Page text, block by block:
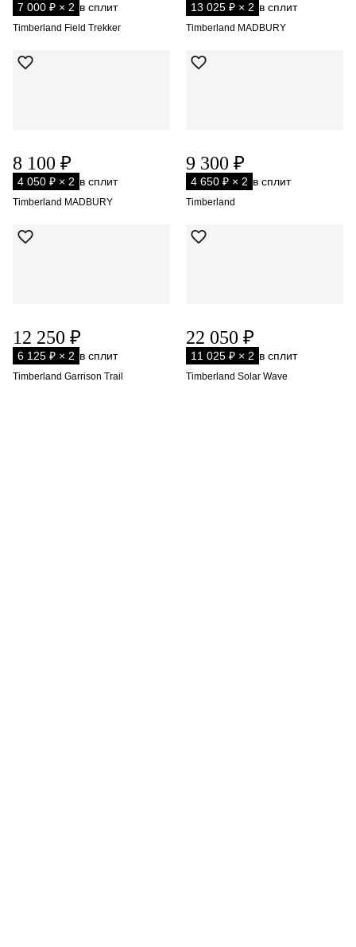
7 000 ₽ × 2 в сплит
Timberland Field Trekker
13 025 ₽ × 2 в сплит
Timberland MADBURY
8 100 ₽
4 050 ₽ × 2 в сплит
Timberland MADBURY
9 300 ₽
4 650 ₽ × 2 в сплит
Timberland
12 250 ₽
6 125 ₽ × 2 в сплит
Timberland Garrison Trail
22 050 ₽
11 025 ₽ × 2 в сплит
Timberland Solar Wave